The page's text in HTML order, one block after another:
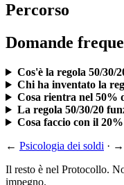
Percorso
Domande
Cos'è la regola 50/30/
Chi ha inventato la
Cosa rientra nel 50%
La regola 50/30/20
Cosa faccio con il
← Psicologia dei soldi · →
Il resto è nel Protocollo.
impegno.